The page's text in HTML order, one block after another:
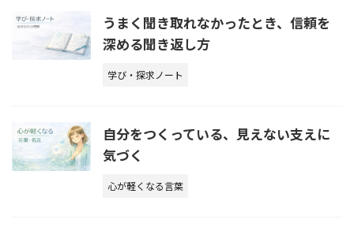
うまく聞き取れなかったとき、信頼を
深める聞き返し方
学び・探求ノート
自分をつくっている、見えない支えに
気づく
心が軽くなる言葉